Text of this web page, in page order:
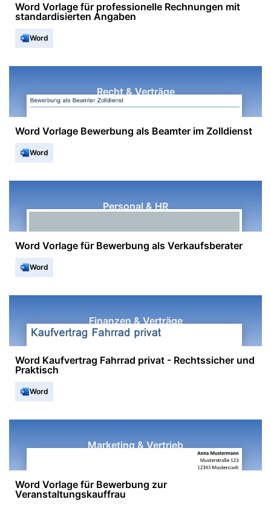
Word Vorlage für professionelle Rechnungen mit
standardisierten Angaben
Word
Recht & Verträge
Word Vorlage Bewerbung als Beamter im Zolldienst
Word
Personal & HR
Word Vorlage für Bewerbung als Verkaufsberater
Word
Finanzen & Verträge
Word Kaufvertrag Fahrrad privat - Rechtssicher und
Praktisch
Word
Marketing & Vertrieb
Word Vorlage für Bewerbung zur
Veranstaltungskauffrau